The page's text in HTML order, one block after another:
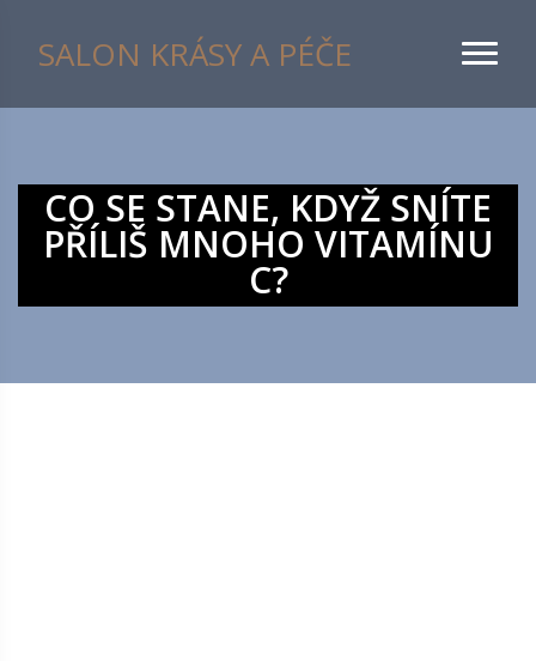
SALON KRÁSY A PÉČE
CO SE STANE, KDYŽ SNÍTE
PŘÍLIŠ MNOHO VITAMÍNU
C?